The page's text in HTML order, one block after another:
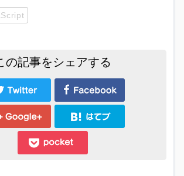
の記事をシェアする